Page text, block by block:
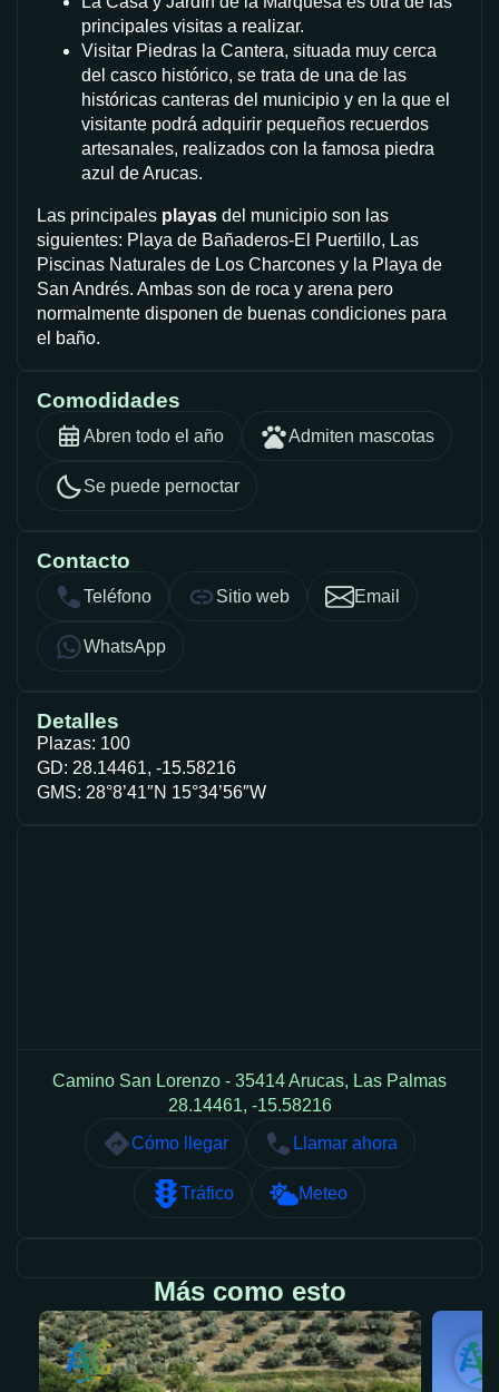
principales visitas a realizar.
Visitar Piedras la Cantera, situada muy cerca
del casco histórico, se trata de una de las
históricas canteras del municipio y en la que el
visitante podrá adquirir pequeños recuerdos
artesanales, realizados con la famosa piedra
azul de Arucas.
Las principales playas del municipio son las
siguientes: Playa de Bañaderos-El Puertillo, Las
Piscinas Naturales de Los Charcones y la Playa de
San Andrés. Ambas son de roca y arena pero
normalmente disponen de buenas condiciones para
el baño.
Comodidades
Abren todo el año Admiten mascotas
Se puede pernoctar
Contacto
Teléfono Sitio web Email
WhatsApp
Detalles
Plazas: 100
GD: 28.14461, -15.58216
GMS: 28°8’41″N 15°34’56″W
Camino San Lorenzo - 35414 Arucas, Las Palmas
28.14461, -15.58216
Cómo llegar
Llamar ahora
Tráfico Meteo
Más como esto